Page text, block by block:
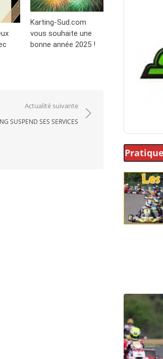
Karting-Sud.com
vous souhaite une
bonne année 2025 !
Actualité suivante
SUSPEND SES SERVICES